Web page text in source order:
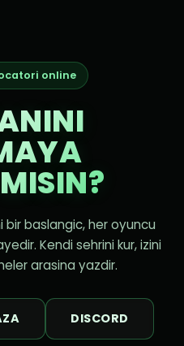
online
baslangic, her oyuncu
Kendi sehrini kur, izini
arasina yazdir.
DISCORD